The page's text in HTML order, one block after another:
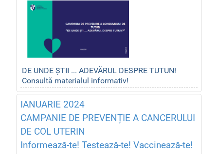
DE UNDE ȘTII ... ADEVĂRUL DESPRE TUTUN!
Consultă materialul informativ!
IANUARIE 2024
CAMPANIE DE PREVENȚIE A CANCERULUI
DE COL UTERIN
Informează-te! Testează-te! Vaccinează-te!